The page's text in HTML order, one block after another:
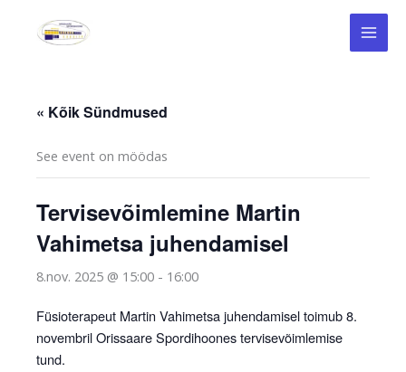
« Kõik Sündmused
See event on möödas
Tervisevõimlemine Martin
Vahimetsa juhendamisel
8.nov. 2025 @ 15:00 - 16:00
Füsioterapeut Martin Vahimetsa juhendamisel toimub 8.
novembril Orissaare Spordihoones tervisevõimlemise
tund.